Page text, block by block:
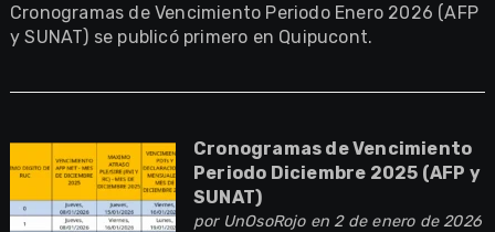
Cronogramas de Vencimiento Periodo Enero 2026 (AFP
y SUNAT) se publicó primero en Quipucont.
Cronogramas de Vencimiento
Periodo Diciembre 2025 (AFP y
SUNAT)
por UnOsoRojoen 2 de enero de 2026